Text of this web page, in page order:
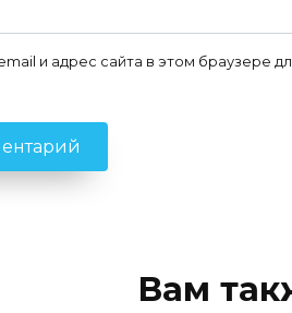
и адрес сайта в этом браузере
Вам